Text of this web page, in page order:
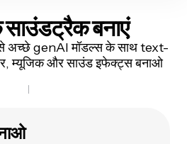
बनाएं
अच्छे genAI मॉडल्स के साथ text-
म्यूजिक और साउंड इफेक्ट्स बनाओ